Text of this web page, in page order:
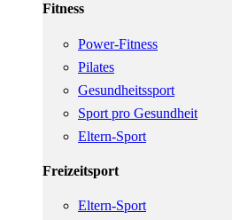
Fitness
Power-Fitness
Pilates
Gesundheitssport
Sport pro Gesundheit
Eltern-Sport
Freizeitsport
Eltern-Sport